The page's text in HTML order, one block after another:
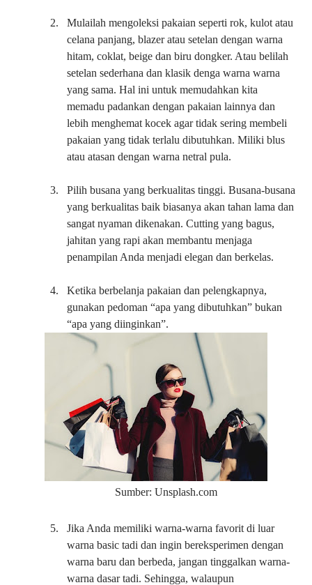
2.
Mulailah mengoleksi pakaian seperti rok, kulot atau
celana panjang, blazer atau setelan dengan warna
hitam, coklat, beige dan biru dongker. Atau belilah
setelan sederhana dan klasik denga warna warna
yang sama. Hal ini untuk memudahkan kita
memadu padankan dengan pakaian lainnya dan
lebih menghemat kocek agar tidak sering membeli
pakaian yang tidak terlalu dibutuhkan. Miliki blus
atau atasan dengan warna netral pula.
3.
Pilih busana yang berkualitas tinggi. Busana-busana
yang berkualitas baik biasanya akan tahan lama dan
sangat nyaman dikenakan. Cutting yang bagus,
jahitan yang rapi akan membantu menjaga
penampilan Anda menjadi elegan dan berkelas.
4.
Ketika berbelanja pakaian dan pelengkapnya,
gunakan pedoman “apa yang dibutuhkan” bukan
“apa yang diinginkan”.
Sumber: Unsplash.com
5.
Jika Anda memiliki warna-warna favorit di luar
warna basic tadi dan ingin bereksperimen dengan
warna baru dan berbeda, jangan tinggalkan warna-
warna dasar tadi. Sehingga, walaupun